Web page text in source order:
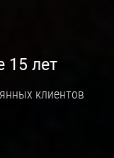
15 лет
клиентов